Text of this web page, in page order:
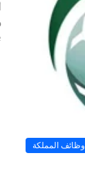
وظائف المملكة